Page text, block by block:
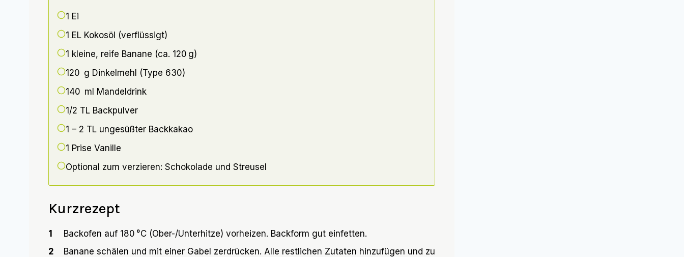
1 Ei
1 EL Kokosöl (verflüssigt)
1 kleine, reife Banane (ca. 120 g)
120 g Dinkelmehl (Type 630)
140 ml Mandeldrink
1/2 TL Backpulver
1 – 2 TL ungesüßter Backkakao
1 Prise Vanille
Optional zum verzieren: Schokolade und Streusel
Kurzrezept
1
Backofen auf 180 °C (Ober-/Unterhitze) vorheizen. Backform gut einfetten.
2
Banane schälen und mit einer Gabel zerdrücken. Alle restlichen Zutaten hinzufügen und zu